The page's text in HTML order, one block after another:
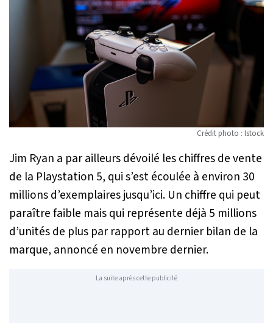
Crédit photo : Istock
Jim Ryan a par ailleurs dévoilé les chiffres de vente
de la Playstation 5, qui s’est écoulée à environ 30
millions d’exemplaires jusqu’ici. Un chiffre qui peut
paraître faible mais qui représente déjà 5 millions
d’unités de plus par rapport au dernier bilan de la
marque, annoncé en novembre dernier.
La suite après cette publicité